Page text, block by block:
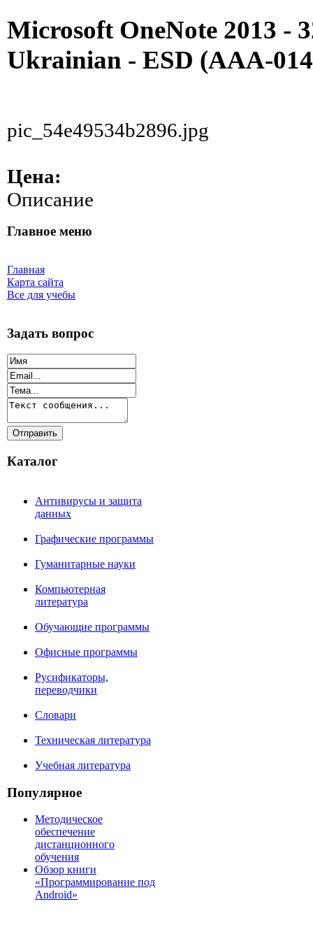
Microsoft OneNote 2013 -
Ukrainian - ESD (AAA-
pic_54e49534b2896.jpg
Цена:
Описание
Главное меню
Главная
Карта сайта
Все для учебы
Задать вопрос
Каталог
Антивирусы и защита
данных
Графические программы
Гуманитарные науки
Компьютерная
литература
Обучающие программы
Офисные программы
Русификаторы,
переводчики
Словари
Техническая литература
Учебная литература
Популярное
Методическое
обеспечение
дистанционного
обучения
Обзор книги
«Программирование под
Android»